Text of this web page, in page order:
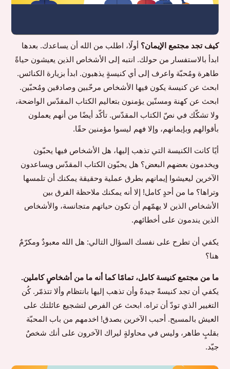
كيف تجد مجتمع الإيمان؟ أولًا، اطلب من الله أن يساعدك. بعدها
ابدأ بالاستفسار من حولك. انتبه إلى الأشخاص الذين يعيشون حياةً
طاهرة ومُحبّة واعرف إلى أي كنيسةٍ يذهبون. ابدأ بزيارة الكنائس.
ابحث عن كنيسة يكون فيها الأشخاص مرحّبين وصادقين ومُحبّين.
ابحث عن كهنة ومسنّين يؤمنون بتعاليم الكتاب المقدّس الواضحة،
ولا تشكّك في نصّ الكتاب المقدّس. تأكّد أيضًا من أنهم يعملون
بأقوالهم وبإيمانهم، وإلا فهم ليسوا مؤمنين حقًا.
أيًا كانت الكنيسة التي تذهب إليها، هل الأشخاص فيها يحبّون
ويخدمون بعضهم البعض؟ هل يحبّون الكتاب المقدّس ويساعدون
الآخرين ليعيشوا إيمانهم بطرق عملية وحقيقة يمكنك أن تلمسها
وتراها؟ ما من أحدٍ كامل! إلا أنه يمكنك ملاحظة الفرق بين
الأشخاص الذين لا يهمّهم أن تكون حياتهم متجانسة، والأشخاص
الذين يندمون على أخطائهم.
يكفي أن تطرح على نفسك السؤال التالي: هل الله معبودٌ ومكرّمٌ
هنا؟
ما من مجتمع كنيسة كامل، تمامًا كما أنه ما من أشخاصٍ كاملين.
يكفي أن تجد كنيسةً جيدةً وأن تذهب إليها بانتظام وألا تتذمّر. كُن
التغيير الذي تودّ أن تراه. ابحث عن الفرص لتشجيع عائلتك على
العيش بالمسيح. أحبب الآخرين بصدق! اخدمهم من باب المحبّة
بقلبٍ طاهر، وليس في محاولةٍ ليراك الآخرون على أنك شخصٌ
جيّد.